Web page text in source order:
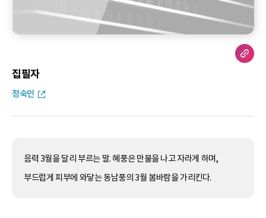
집필자
정숙인
음력 3월을 달리 부르는 말. 혜풍은 만물을 나고 자라게 하며,
부드럽게 피부에 와닿는 동남풍의 3월 봄바람을 가리킨다.